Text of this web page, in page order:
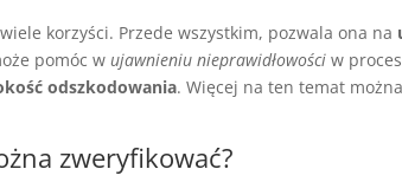
korzyści. Przede wszystkim, pozwala ona na
pomóc wujawnieniu nieprawidłowości w
odszkodowania. Więcej na ten temat
zweryfikować?